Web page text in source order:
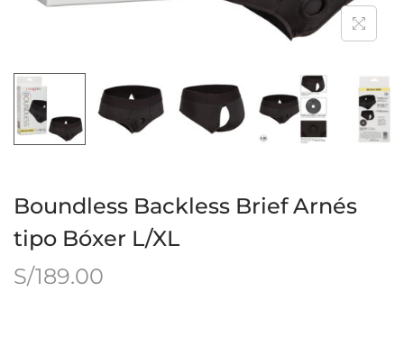
Boundless Backless Brief Arnés
tipo Bóxer L/XL
S/189.00